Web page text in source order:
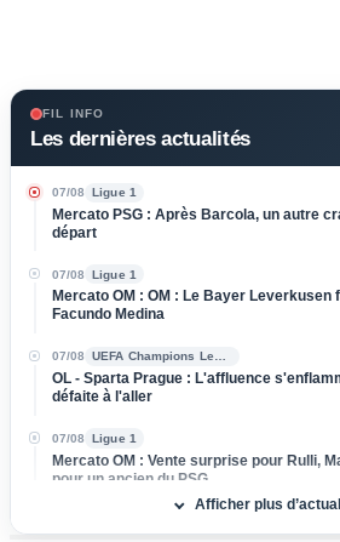
FIL INFO
Les dernières actualités
07/08 Ligue 1
Mercato PSG : Après Barcola, un autre
départ
07/08 Ligue 1
Mercato OM : OM : Le Bayer
Facundo Medina
07/08 UEFA Champions League
OL - Sparta Prague : L'affluence
défaite à l'aller
07/08 Ligue 1
Mercato OM : Vente surprise pour Rulli,
pour un ancien du PSG
Afficher plus